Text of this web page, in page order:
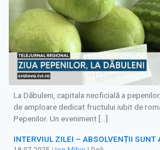
La Dăbuleni, capitala neoficială a
de amploare dedicat fructului iubit de
Pepenilor. Un eveniment […]
INTERVIUL ZILEI – ABSOLVENȚII SUNT